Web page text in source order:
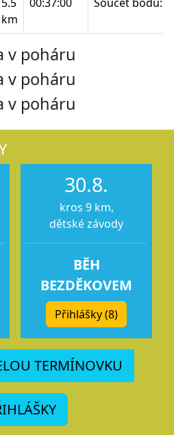
km
v poháru
v poháru
v poháru
30.8.
kros 9 km,
dětské závody
BĚH
BEZDĚKOVEM
Přihlášky (8)
TERMÍNOVKU